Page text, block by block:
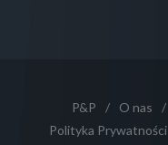
P&P / O nas /
Polityka Prywatności